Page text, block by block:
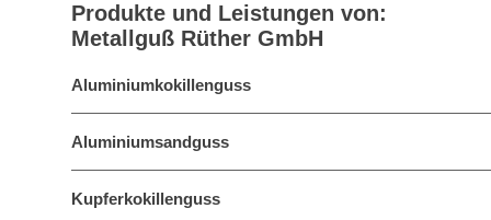
Produkte und Leistungen von:
Metallguß Rüther GmbH
Aluminiumkokillenguss
Aluminiumsandguss
Kupferkokillenguss